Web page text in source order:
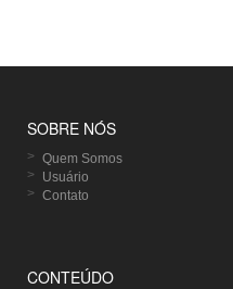
SOBRE NÓS
Quem Somos
Usuário
Contato
CONTEÚDO